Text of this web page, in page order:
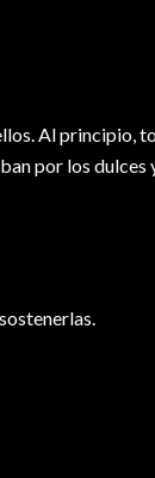
Al principio,
por los dulces